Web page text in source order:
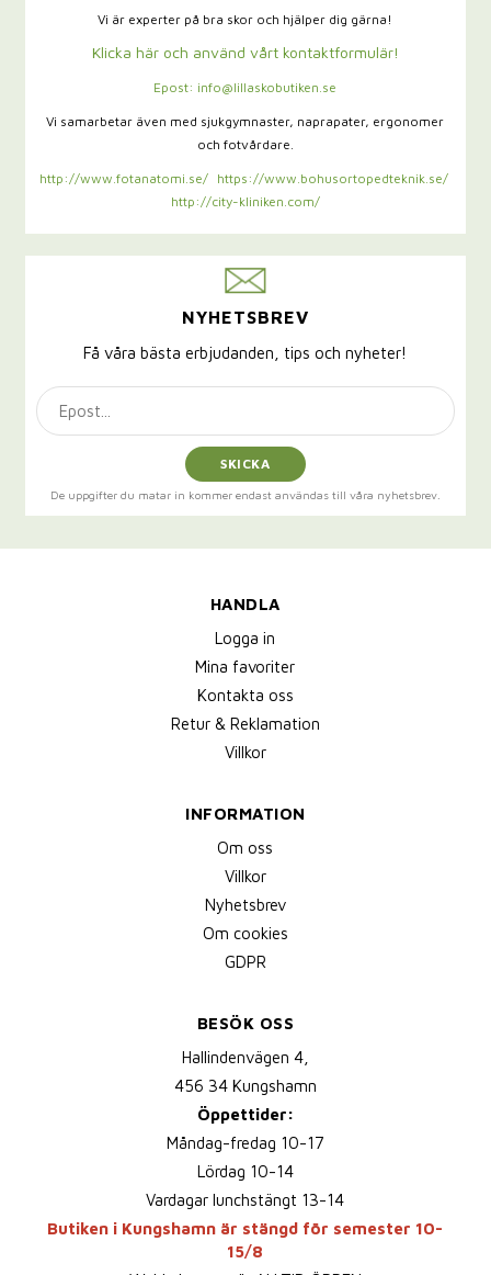
Vi är experter på bra skor och hjälper dig gärna!
Klicka här och använd vårt kontaktformulär!
Epost: info@lillaskobutiken.se
Vi samarbetar även med sjukgymnaster, naprapater, ergonomer
och fotvårdare.
http://www.fotanatomi.se/
https://www.bohusortopedteknik.se/
http://city-kliniken.com/
NYHETSBREV
Få våra bästa erbjudanden, tips och nyheter!
SKICKA
De uppgifter du matar in kommer endast användas till våra nyhetsbrev.
HANDLA
Logga in
Mina favoriter
Kontakta oss
Retur & Reklamation
Villkor
INFORMATION
Om oss
Villkor
Nyhetsbrev
Om cookies
GDPR
BESÖK OSS
Hallindenvägen 4,
456 34 Kungshamn
Öppettider:
Måndag-fredag 10-17
Lördag 10-14
Vardagar lunchstängt 13-14
Butiken i Kungshamn är stängd för semester 10-
15/8